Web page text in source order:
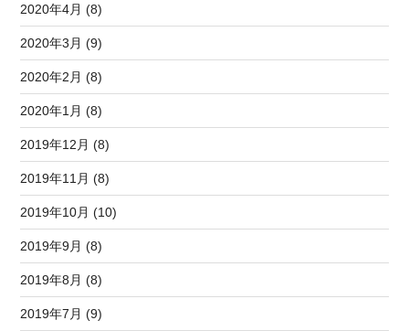
2020年4月 (8)
2020年3月 (9)
2020年2月 (8)
2020年1月 (8)
2019年12月 (8)
2019年11月 (8)
2019年10月 (10)
2019年9月 (8)
2019年8月 (8)
2019年7月 (9)